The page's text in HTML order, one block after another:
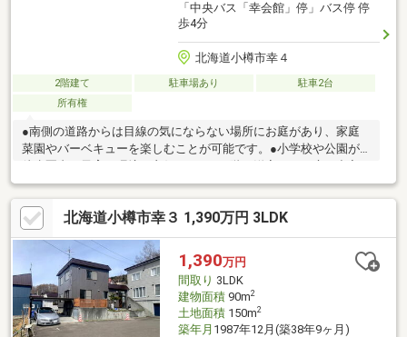
「中央バス「幸会館」停」バス停 停
歩4分
北海道小樽市幸４
2階建て 駐車場あり
駐車2台
所有権
●南側の道路からは目線の気にならない場所にお庭があり、家庭
菜園やバーベキューを楽しむことが可能です。●小学校や公園が
りすることが可能で、お庭を整地すればドックランを作る事も可
能です。お問合せの際は【物件番号22710】とお伝えいただける
とスムーズにご対応できます。駐車２台可、土地50坪以上、ＬＤ
Ｋ１８畳以上、閑静な住宅地、前道６ｍ以上、和室、整形地、
庭、家庭菜園、トイレ２ヶ所、２階建、南庭、ＴＶモニタ付イン
ターホン、シャッター車庫、全居室６畳以上、小学校 徒歩10分以
内、周辺交通量少なめ
北海道小樽市幸３ 1,390万円 3LDK
1,390万円
間取り 3LDK
建物面積90m2
土地面積150m2
築年月 1987年12月(築38年9ヶ月)